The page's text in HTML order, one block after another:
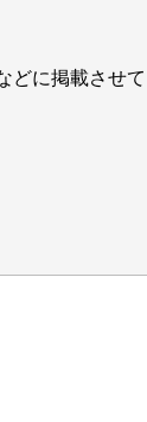
どに掲載させて